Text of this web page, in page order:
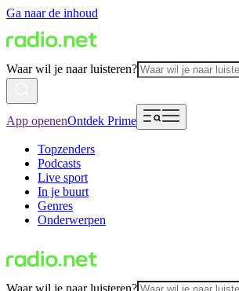
Ga naar de inhoud
Waar wil je naar luisteren?
App openenOntdek Prime
Topzenders
Podcasts
Live sport
In je buurt
Genres
Onderwerpen
Waar wil je naar luisteren?